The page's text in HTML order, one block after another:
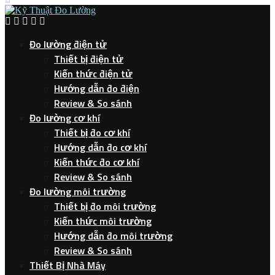
Đo lường điện tử
Thiết bị điện tử
Kiến thức điện tử
Hướng dẫn đo điện
Review & So sánh
Đo lường cơ khí
Thiết bị đo cơ khí
Hướng dẫn đo cơ khí
Kiến thức đo cơ khí
Review & So sánh
Đo lường môi trường
Thiết bị đo môi trường
Kiến thức môi trường
Hướng dẫn đo môi trường
Review & So sánh
Thiết Bị Nhà Máy